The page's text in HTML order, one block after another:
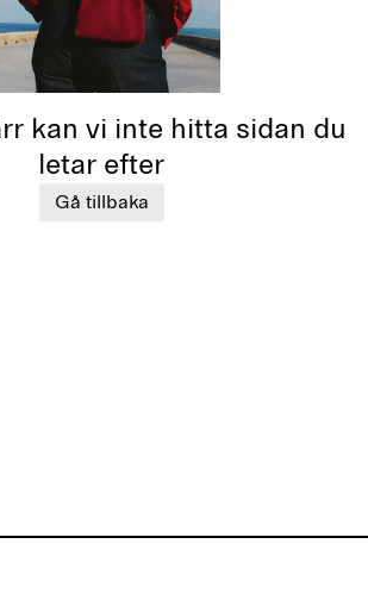
kan vi inte hitta sidan du
letar efter
Gå tillbaka